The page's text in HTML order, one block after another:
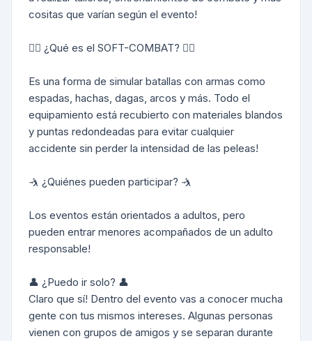
cositas que varían según el evento!
🤼‍♀️ ¿Qué es el SOFT-COMBAT? 🤼‍♀️
Es una forma de simular batallas con armas como
espadas, hachas, dagas, arcos y más. Todo el
equipamiento está recubierto con materiales blandos
y puntas redondeadas para evitar cualquier
accidente sin perder la intensidad de las peleas!
🤺 ¿Quiénes pueden participar? 🤺
Los eventos están orientados a adultos, pero
pueden entrar menores acompañados de un adulto
responsable!
👤 ¿Puedo ir solo? 👤
Claro que sí! Dentro del evento vas a conocer mucha
gente con tus mismos intereses. Algunas personas
vienen con grupos de amigos y se separan durante